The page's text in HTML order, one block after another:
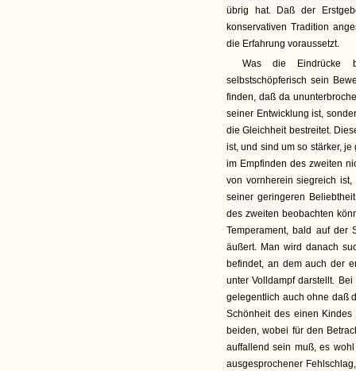
übrig hat. Daß der
konservativen Tradition
die Erfahrung voraussetzt.
Was die Eindrücke
selbstschöpferisch sein
finden, daß da
seiner Entwicklung ist,
die Gleichheit bestreitet.
ist, und sind um so stärker,
im Empfinden des zweiten
von vornherein siegreich
seiner geringeren
des zweiten beobachten
Temperament, bald auf der
äußert. Man wird danach
befindet, an dem auch der
unter Volldampf darstellt.
gelegentlich auch ohne daß
Schönheit des einen
beiden, wobei für den
auffallend sein muß, es
ausgesprochener